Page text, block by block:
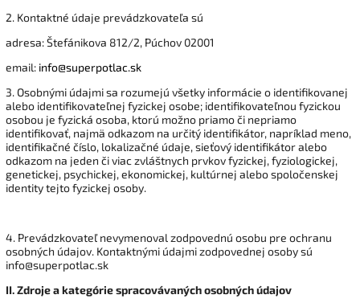
2. Kontaktné údaje prevádzkovateľa sú
adresa: Štefánikova 812/2, Púchov 02001
email: info@superpotlac.sk
3. Osobnými údajmi sa rozumejú všetky informácie o identifikovanej
alebo identifikovateľnej fyzickej osobe; identifikovateľnou fyzickou
osobou je fyzická osoba, ktorú možno priamo či nepriamo
identifikovať, najmä odkazom na určitý identifikátor, napríklad meno,
identifikačné číslo, lokalizačné údaje, sieťový identifikátor alebo
odkazom na jeden či viac zvláštnych prvkov fyzickej, fyziologickej,
genetickej, psychickej, ekonomickej, kultúrnej alebo spoločenskej
identity tejto fyzickej osoby.
4. Prevádzkovateľ nevymenoval zodpovednú osobu pre ochranu
osobných údajov. Kontaktnými údajmi zodpovednej osoby sú
info@superpotlac.sk
II.Zdroje a kategórie spracovávaných osobných údajov